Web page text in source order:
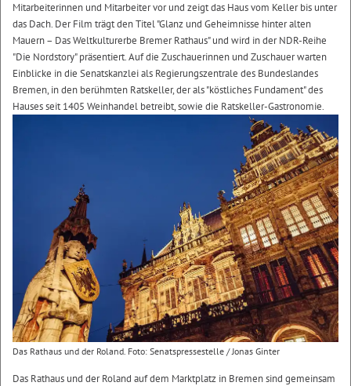
Mitarbeiterinnen und Mitarbeiter vor und zeigt das Haus vom Keller bis unter
das Dach. Der Film trägt den Titel "Glanz und Geheimnisse hinter alten
Mauern – Das Weltkulturerbe Bremer Rathaus" und wird in der NDR-Reihe
"Die Nordstory" präsentiert. Auf die Zuschauerinnen und Zuschauer warten
Einblicke in die Senatskanzlei als Regierungszentrale des Bundeslandes
Bremen, in den berühmten Ratskeller, der als "köstliches Fundament" des
Hauses seit 1405 Weinhandel betreibt, sowie die Ratskeller-Gastronomie.
Das Rathaus und der Roland. Foto: Senatspressestelle / Jonas Ginter
Das Rathaus und der Roland auf dem Marktplatz in Bremen sind gemeinsam